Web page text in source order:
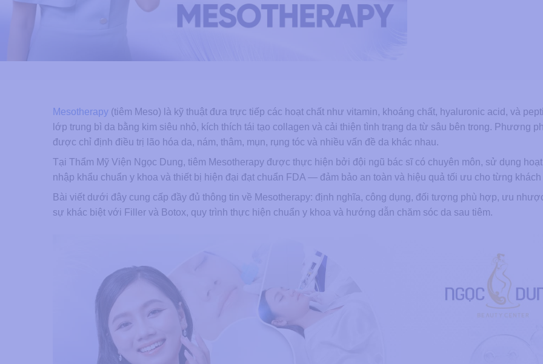
Mesotherapy (tiêm Meso) là kỹ thuật đưa trực tiếp các hoạt chất như vitamin, khoáng chất, hyaluronic acid, và
lớp trung bì da bằng kim siêu nhỏ, kích thích tái tạo collagen và cải thiện tình trạng da từ sâu bên trong. Phương
được chỉ định điều trị lão hóa da, nám, thâm, mụn, rụng tóc và nhiều vấn đề da khác nhau.
Tại Thẩm Mỹ Viện Ngọc Dung, tiêm Mesotherapy được thực hiện bởi đội ngũ bác sĩ có chuyên môn, sử dụng
nhập khẩu chuẩn y khoa và thiết bị hiện đại đạt chuẩn FDA — đảm bảo an toàn và hiệu quả tối ưu cho từng khách
Bài viết dưới đây cung cấp đầy đủ thông tin về Mesotherapy: định nghĩa, công dụng, đối tượng phù hợp, ưu
sự khác biệt với Filler và Botox, quy trình thực hiện chuẩn y khoa và hướng dẫn chăm sóc da sau tiêm.